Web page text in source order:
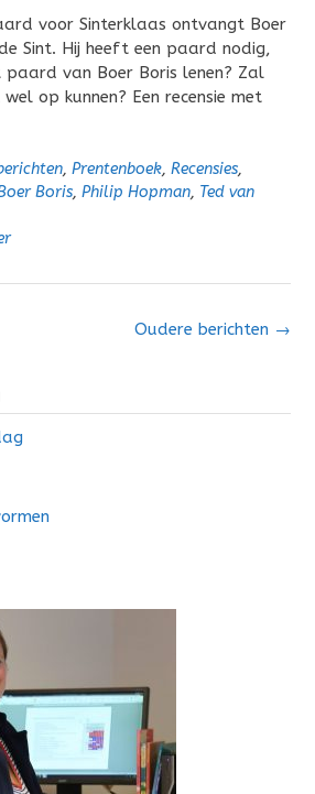
voor Sinterklaas ontvangt Boer
Sint. Hij heeft een paard nodig,
paard van Boer Boris lenen? Zal
op kunnen? Een recensie met
, Prentenboek, Recensies,
Boris, Philip Hopman, Ted van
Oudere berichten →